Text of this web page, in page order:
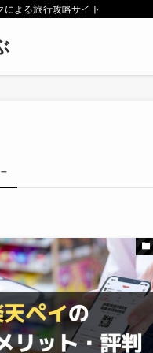
よる旅行攻略サイト